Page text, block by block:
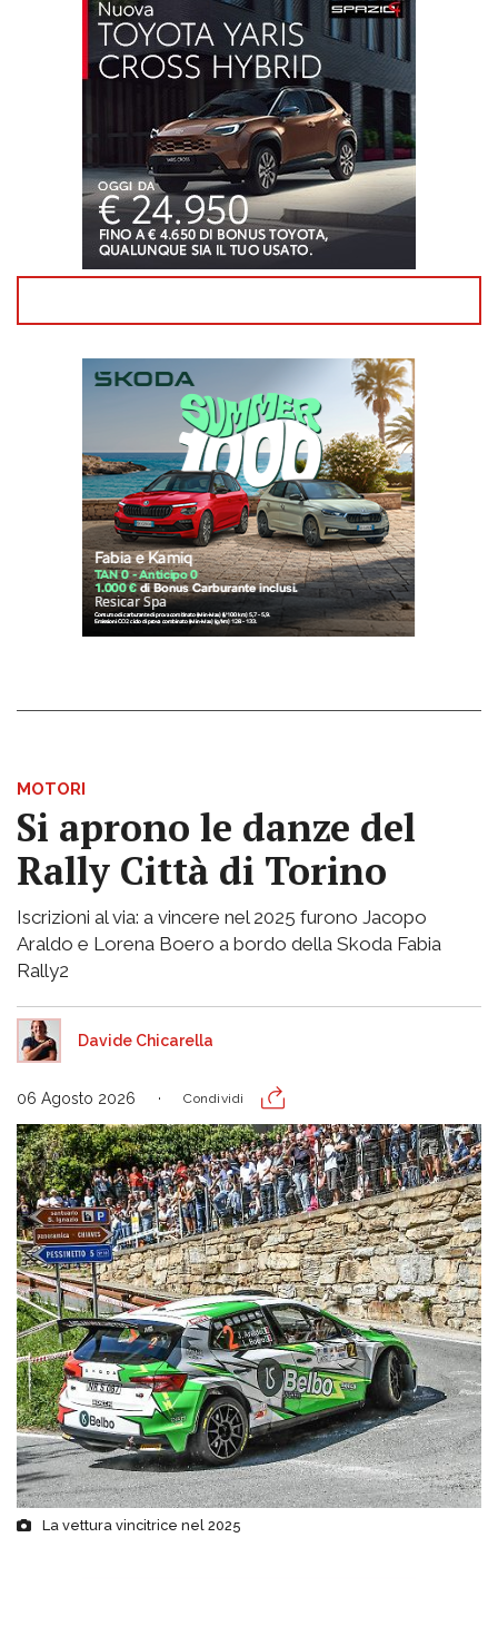
MOTORI
Si aprono le danze del
Rally Città di Torino
Iscrizioni al via: a vincere nel 2025 furono Jacopo
Araldo e Lorena Boero a bordo della Skoda Fabia
Rally2
Davide Chicarella
06 Agosto 2026 Condividi
La vettura vincitrice nel 2025